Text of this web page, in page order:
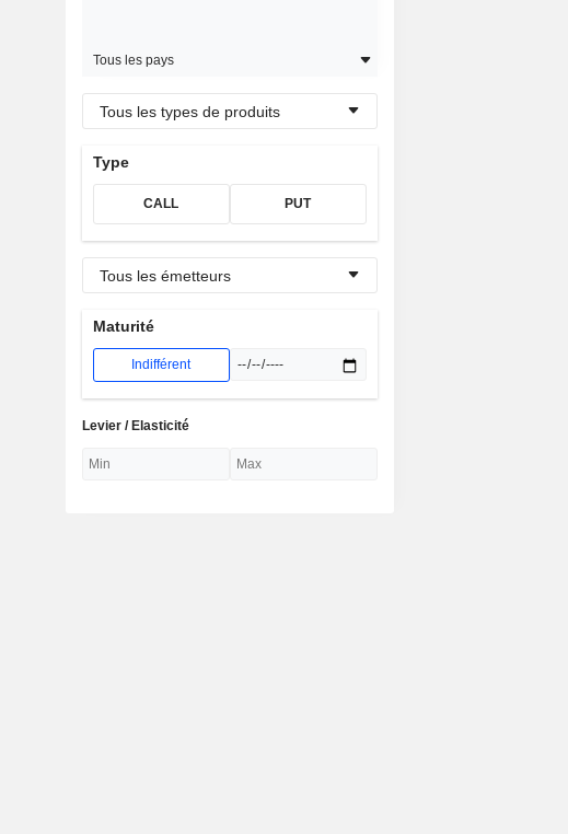
Tous les pays
Tous les types de produits
Type
CALL PUT
Tous les émetteurs
Maturité
Indifférent
Levier / Elasticité